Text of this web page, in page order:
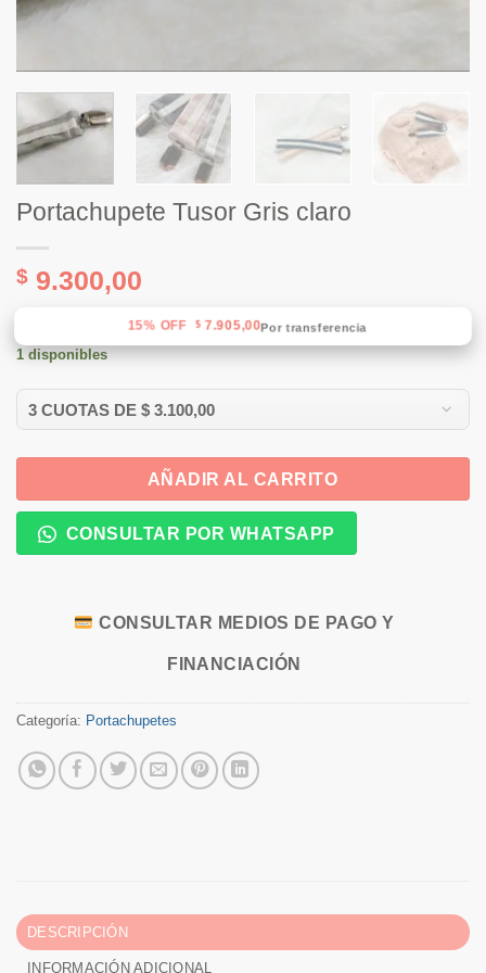
Portachupete Tusor Gris claro
$ 9.300,00
15% OFF $ 7.905,00Por transferencia
1 disponibles
AÑADIR AL CARRITO
CONSULTAR POR WHATSAPP
CONSULTAR MEDIOS DE PAGO Y
FINANCIACIÓN
Categoría: Portachupetes
DESCRIPCIÓN
INFORMACIÓN ADICIONAL